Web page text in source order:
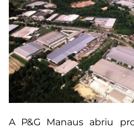
A P&G Manaus abriu